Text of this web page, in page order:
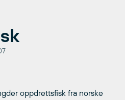
oppdrettsfisk fra norske